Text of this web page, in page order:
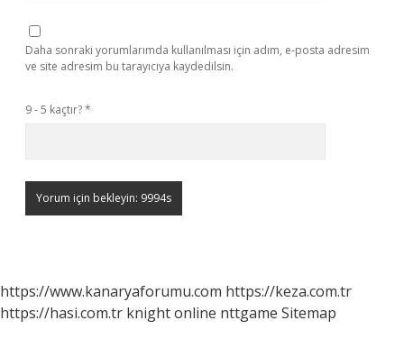
Daha sonraki yorumlarımda kullanılması için adım, e-posta adresim
ve site adresim bu tarayıcıya kaydedilsin.
9 - 5 kaçtır?*
https://www.kanaryaforumu.com https://keza.com.tr
https://hasi.com.tr knight online nttgame Sitemap